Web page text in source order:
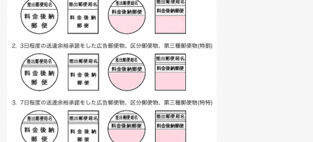
採用情報
パートナーシップ
お問い合わせ
サイトマップ